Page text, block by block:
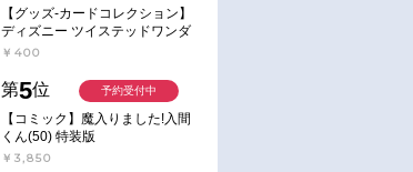
【グッズ-カードコレクション】
ディズニー ツイステッドワンダ
ーランド ランダムカードコレク
￥400
第5位
【コミック】魔入りました!入間
くん(50) 特装版
￥3,850
予約受付中